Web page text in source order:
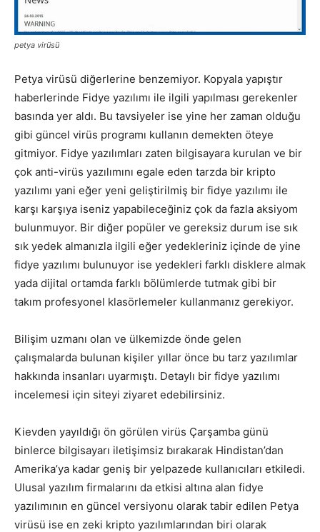
petya virüsü
Petya virüsü diğerlerine benzemiyor. Kopyala yapıştır
haberlerinde Fidye yazılımı ile ilgili yapılması gerekenler
basında yer aldı. Bu tavsiyeler ise yine her zaman olduğu
gibi güncel virüs programı kullanın demekten öteye
gitmiyor. Fidye yazılımları zaten bilgisayara kurulan ve bir
çok anti-virüs yazılımını egale eden tarzda bir kripto
yazılımı yani eğer yeni geliştirilmiş bir fidye yazılımı ile
karşı karşıya iseniz yapabileceğiniz çok da fazla aksiyom
bulunmuyor. Bir diğer popüler ve gereksiz durum ise sık
sık yedek almanızla ilgili eğer yedekleriniz içinde de yine
fidye yazılımı bulunuyor ise yedekleri farklı disklere almak
yada dijital ortamda farklı bölümlerde tutmak gibi bir
takım profesyonel klasörlemeler kullanmanız gerekiyor.
Bilişim uzmanı olan ve ülkemizde önde gelen
çalışmalarda bulunan kişiler yıllar önce bu tarz yazılımlar
hakkında insanları uyarmıştı. Detaylı bir fidye yazılımı
incelemesi için siteyi ziyaret edebilirsiniz.
Kievden yayıldığı ön görülen virüs Çarşamba günü
binlerce bilgisayarı iletişimsiz bırakarak Hindistan’dan
Amerika’ya kadar geniş bir yelpazede kullanıcıları etkiledi.
Ulusal yazılım firmalarını da etkisi altına alan fidye
yazılımının en güncel versiyonu olarak tabir edilen Petya
virüsü ise en zeki kripto yazılımlarından biri olarak